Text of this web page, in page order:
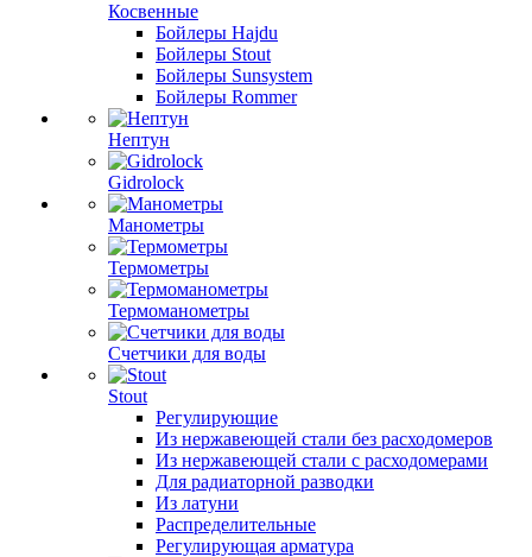
Косвенные
Бойлеры Hajdu
Бойлеры Stout
Бойлеры Sunsystem
Бойлеры Rommer
Нептун
Gidrolock
Манометры
Термометры
Термоманометры
Счетчики для воды
Stout
Регулирующие
Из нержавеющей стали без расходомеров
Из нержавеющей стали с расходомерами
Для радиаторной разводки
Из латуни
Распределительные
Регулирующая арматура